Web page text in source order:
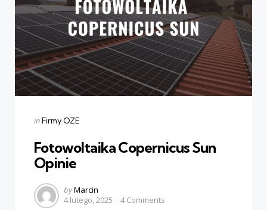
Categories
Posted
inFirmy OZE
Fotowoltaika Copernicus Sun
Opinie
Posted
by
byMarcin
4 lutego, 2025
4Comments